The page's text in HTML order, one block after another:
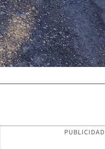
PUBLICIDAD